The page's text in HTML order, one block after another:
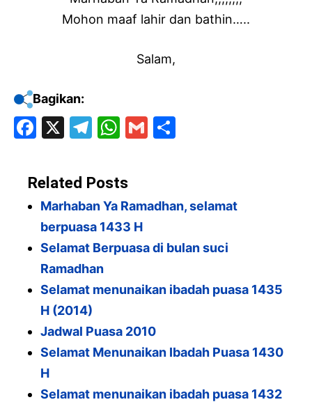
Mohon maaf lahir dan bathin…..
Salam,
Bagikan:
F
c
e
b
o
o
k
X
T
e
gr
a
m
W
s
A
p
p
G
Related Posts
Marhaban Ya Ramadhan, selamat
berpuasa 1433 H
Selamat Berpuasa di bulan suci
Ramadhan
Selamat menunaikan ibadah puasa 1435
H (2014)
Jadwal Puasa 2010
Selamat Menunaikan Ibadah Puasa 1430
H
Selamat menunaikan ibadah puasa 1432